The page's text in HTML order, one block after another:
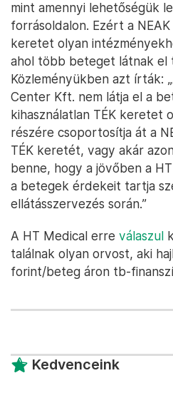
mint amennyi lehetőségük
forrásoldalon. Ezért a
keretet olyan
ahol több beteget látnak el
Közleményükben azt írták:
Center Kft. nem látja el a
kihasználatlan TÉK keretet
részére csoportosítja át a
TÉK keretét, vagy akár
benne, hogy a jövőben a
a betegek érdekeit tartja
ellátásszervezés során.”
A HT Medical erre válaszul
találnak olyan orvost, aki
forint/beteg áron tb-
Kedvenceink